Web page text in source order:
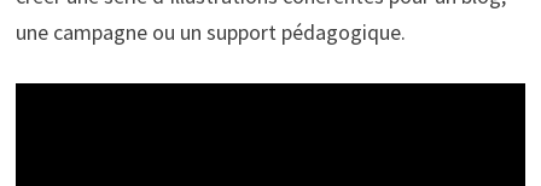
une campagne ou un support pédagogique.